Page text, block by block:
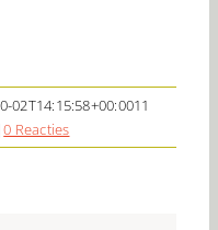
02T14:15:58+00:0011
|0 Reacties